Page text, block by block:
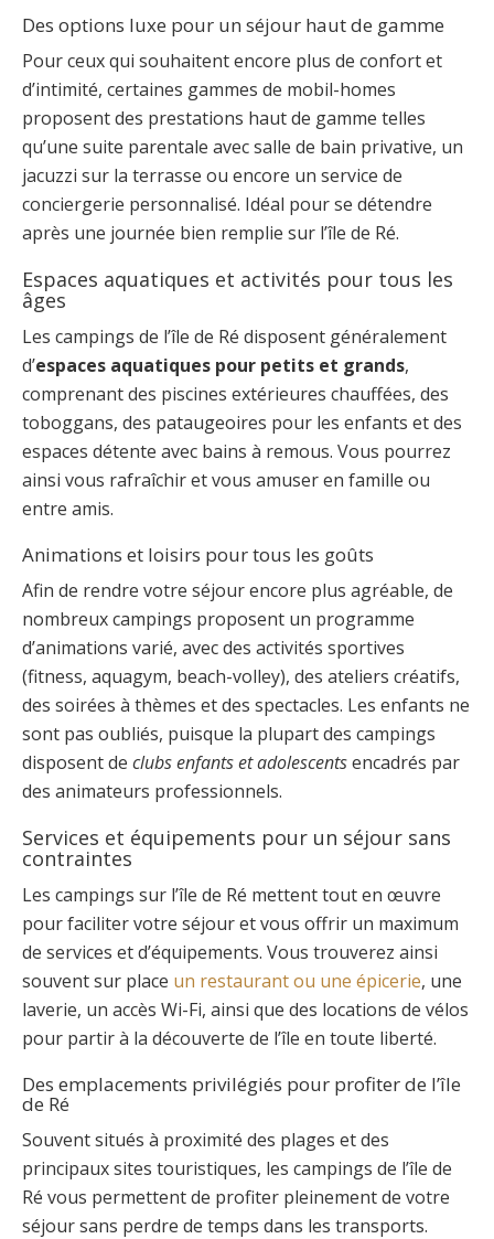
Des options luxe pour un séjour haut de gamme
Pour ceux qui souhaitent encore plus de confort et
d’intimité, certaines gammes de mobil-homes
proposent des prestations haut de gamme telles
qu’une suite parentale avec salle de bain privative, un
jacuzzi sur la terrasse ou encore un service de
conciergerie personnalisé. Idéal pour se détendre
après une journée bien remplie sur l’île de Ré.
Espaces aquatiques et activités pour tous les
âges
Les campings de l’île de Ré disposent généralement
d’espaces aquatiques pour petits et grands,
comprenant des piscines extérieures chauffées, des
toboggans, des pataugeoires pour les enfants et des
espaces détente avec bains à remous. Vous pourrez
ainsi vous rafraîchir et vous amuser en famille ou
entre amis.
Animations et loisirs pour tous les goûts
Afin de rendre votre séjour encore plus agréable, de
nombreux campings proposent un programme
d’animations varié, avec des activités sportives
(fitness, aquagym, beach-volley), des ateliers créatifs,
des soirées à thèmes et des spectacles. Les enfants ne
sont pas oubliés, puisque la plupart des campings
disposent de clubs enfants et adolescentsencadrés par
des animateurs professionnels.
Services et équipements pour un séjour sans
contraintes
Les campings sur l’île de Ré mettent tout en œuvre
pour faciliter votre séjour et vous offrir un maximum
de services et d’équipements. Vous trouverez ainsi
souvent sur place un restaurant ou une épicerie, une
laverie, un accès Wi-Fi, ainsi que des locations de vélos
pour partir à la découverte de l’île en toute liberté.
Des emplacements privilégiés pour profiter de l’île
de Ré
Souvent situés à proximité des plages et des
principaux sites touristiques, les campings de l’île de
Ré vous permettent de profiter pleinement de votre
séjour sans perdre de temps dans les transports.